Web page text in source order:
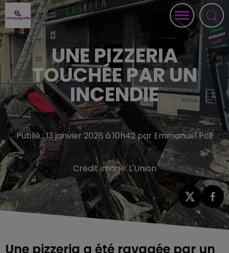
UNE PIZZERIA
TOUCHÉE PAR UN
INCENDIE
Publié : 13 janvier 2026 à 10h42 par Emmanuel Poli
Crédit image:L'Union
Une pizzeria a été ravagée par un